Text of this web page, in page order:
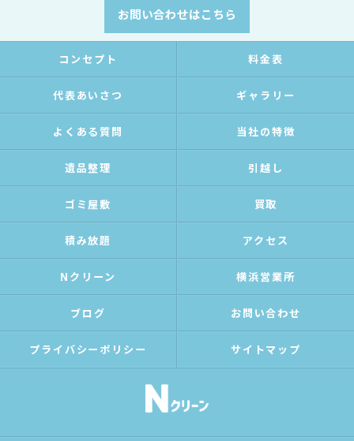
お問い合わせはこちら
コンセプト 料金表
代表あいさつ ギャラリー
よくある質問 当社の特徴
遺品整理 引越し
ゴミ屋敷 買取
積み放題 アクセス
Nクリーン 横浜営業所
ブログ お問い合わせ
プライバシーポリシー サイトマップ